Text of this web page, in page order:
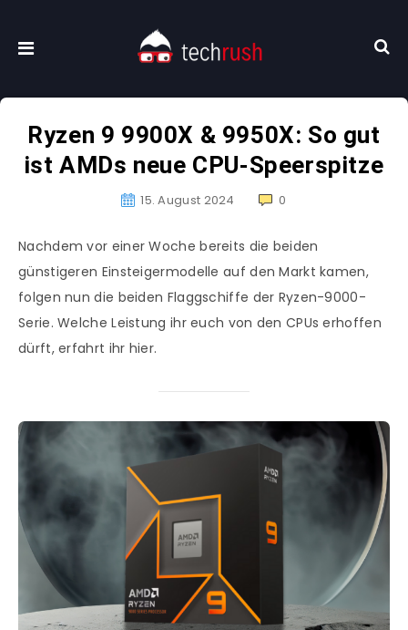
Ryzen 9 9900X & 9950X: So gut
ist AMDs neue CPU-Speerspitze
15. August 2024 0
Nachdem vor einer Woche bereits die beiden
günstigeren Einsteigermodelle auf den Markt kamen,
folgen nun die beiden Flaggschiffe der Ryzen-9000-
Serie. Welche Leistung ihr euch von den CPUs erhoffen
dürft, erfahrt ihr hier.